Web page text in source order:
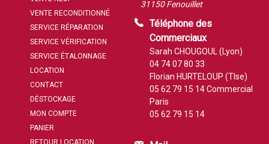
VENTE RECONDITIONNÉ
SERVICE RÉPARATION
SERVICE VÉRIFICATION
SERVICE ÉTALONNAGE
LOCATION
CONTACT
DÉSTOCKAGE
MON COMPTE
PANIER
31150 Fenouillet
Téléphone des
Commerciaux
Sarah CHOUGOUL (Lyon)
04 74 07 80 33
Florian HURTELOUP (Tlse)
05 62 79 15 14Commercial
Paris
05 62 79 15 14